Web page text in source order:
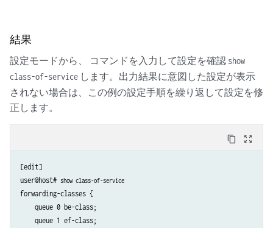
結果
設定モードから、 コマンドを入力して設定を確認 show
class-of-service します。出力結果に意図した設定が表示
されない場合は、この例の設定手順を繰り返して設定を修
正します。
content_copy zoom_out_map
[edit]
user@host# show class-of-service
forwarding-classes {
    queue 0 be-class;
    queue 1 ef-class;